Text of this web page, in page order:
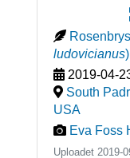
ludovicianus)
2019-04-
South
USA
Eva Foss
Uploadet 2019-